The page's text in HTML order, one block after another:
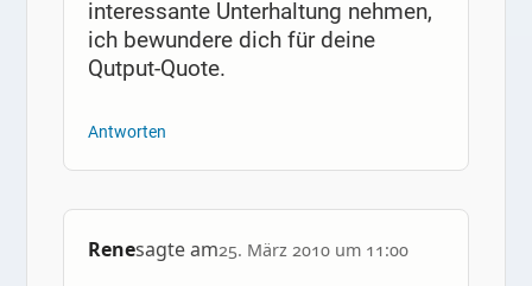
interessante Unterhaltung nehmen,
ich bewundere dich für deine
Qutput-Quote.
Antworten
Renesagte am25. März 2010 um 11:00